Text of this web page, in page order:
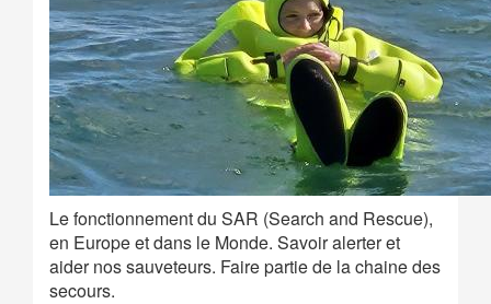
Le fonctionnement du SAR (Search and Rescue),
en Europe et dans le Monde. Savoir alerter et
aider nos sauveteurs. Faire partie de la chaine des
secours.